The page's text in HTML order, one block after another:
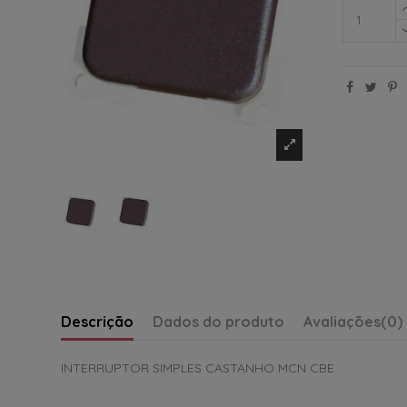
Descrição Dados do produto Avaliações(0)
INTERRUPTOR SIMPLES CASTANHO MCN CBE